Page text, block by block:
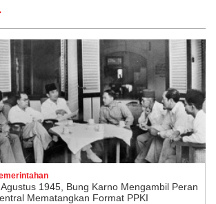
1945, Bung Karno Mengambil Peran
Mematangkan Format PPKI